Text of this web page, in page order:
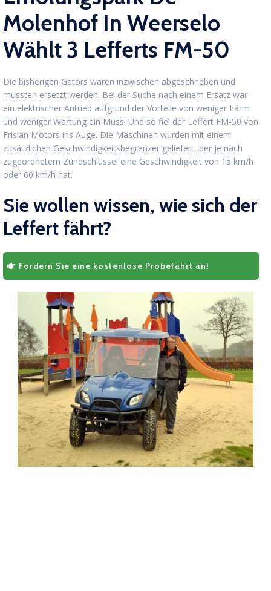
Molenhof In Weerselo
Wählt 3 Lefferts FM-50
Die bisherigen Gators waren inzwischen abgeschrieben und
mussten ersetzt werden. Bei der Suche nach einem Ersatz war
ein elektrischer Antrieb aufgrund der Vorteile von weniger Lärm
und weniger Wartung ein Muss. Und so fiel der Leffert FM-50 von
Frisian Motors ins Auge. Die Maschinen wurden mit einem
zusätzlichen Geschwindigkeitsbegrenzer geliefert, der je nach
zugeordnetem Zündschlüssel eine Geschwindigkeit von 15 km/h
oder 60 km/h hat.
Sie wollen wissen, wie sich der
Leffert fährt?
Fordern Sie eine kostenlose Probefahrt an!